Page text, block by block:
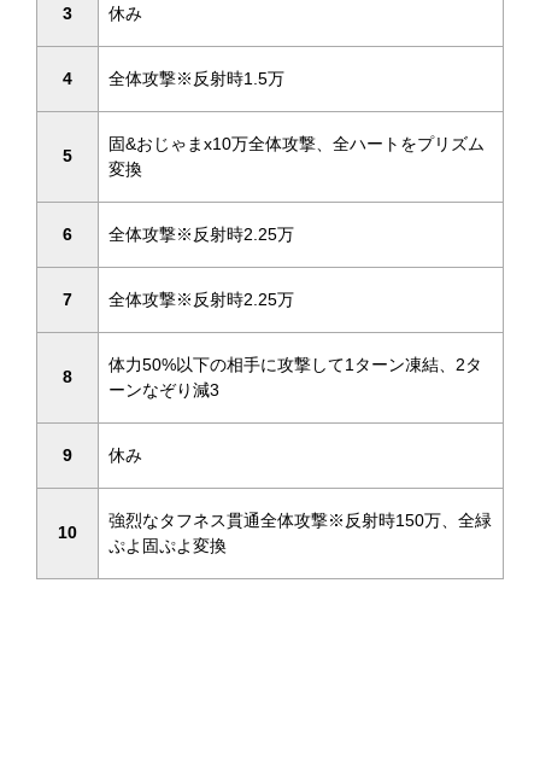
3 休み
4 全体攻撃※反射時1.5万
5
固&おじゃまx10万全体攻撃、全ハートをプリズム
変換
6 全体攻撃※反射時2.25万
7 全体攻撃※反射時2.25万
8
体力50%以下の相手に攻撃して1ターン凍結、2タ
ーンなぞり減3
9 休み
10
強烈なタフネス貫通全体攻撃※反射時150万、全緑
ぷよ固ぷよ変換